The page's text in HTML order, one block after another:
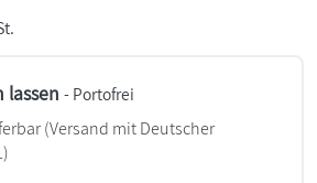
lassen - Portofrei
(Versand mit Deutscher